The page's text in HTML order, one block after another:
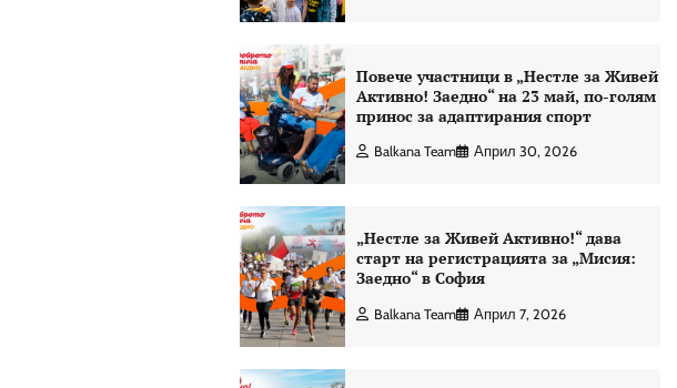
Повече участници в „Нестле за Живей
Активно! Заедно“ на 23 май, по-голям
принос за адаптирания спорт
Balkana Team Април 30, 2026
„Нестле за Живей Активно!“ дава
старт на регистрацията за „Мисия:
Заедно“ в София
Balkana Team Април 7, 2026